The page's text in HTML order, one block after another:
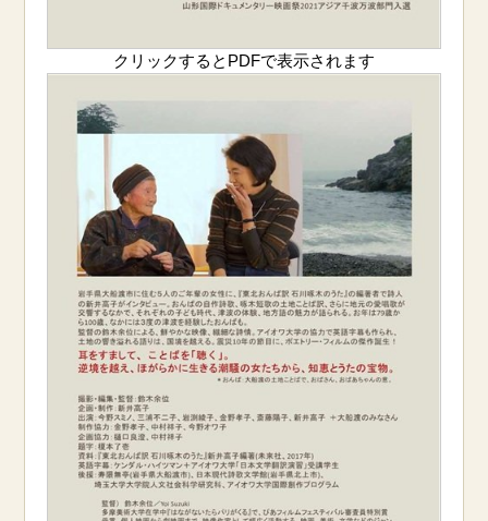
クリックするとPDFで表示されます